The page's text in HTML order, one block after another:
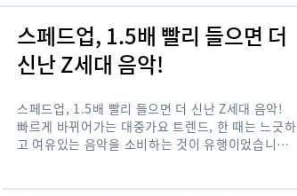
스페드업, 1.5배 빨리 들으면 더
신난 Z세대 음악!
스페드업, 1.5배 빨리 들으면 더 신난 Z세대 음악!
빠르게 바뀌어가는 대중가요 트렌드, 한 때는 느긋하
고 여유있는 음악을 소비하는 것이 유행이었습니다.